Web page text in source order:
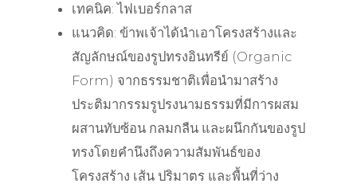
เทคนิค: ไฟเบอร์กลาส
แนวคิด: ข้าพเจ้าได้นำเอาโครงสร้างและ
สัญลักษณ์ของรูปทรงอินทรีย์ (Organic
Form) จากธรรมชาติเพื่อนำมาสร้าง
ประติมากรรมรูปรงนามธรรมที่มีการผสม
ผสานทับซ้อน กลมกลืน และผนึกกันของรูป
ทรงโดยคำนึงถึงความสัมพันธ์ของ
โครงสร้าง เส้น ปริมาตร และพื้นที่ว่าง